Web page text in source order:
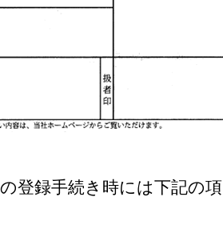
登録手続き時には下記の